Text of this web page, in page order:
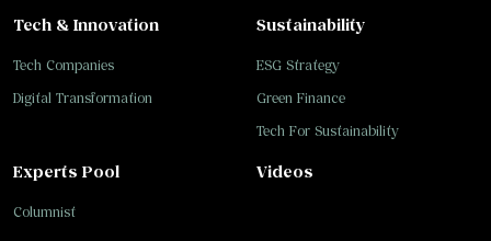
Tech & Innovation
Tech Companies
Digital Transformation
Sustainability
ESG Strategy
Green Finance
Tech For Sustainability
Experts Pool
Columnist
Videos